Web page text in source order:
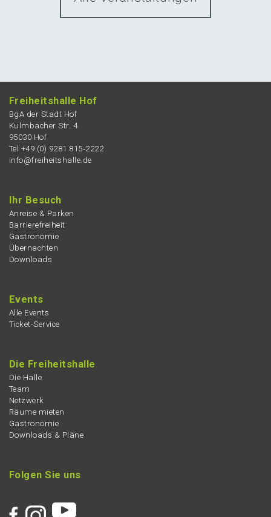
Freiheits­hal­le Hof
BgA der Stadt Hof
Kulmba­cher Str. 4
95030 Hof
Tel +49 (0) 9281 815‑2222
info@freiheitshalle.de
Ihr Besuch
Anrei­se & Parken
Barrie­re­frei­heit
Gastro­no­mie
Übernach­ten
Downloads
Events
Alle Events
Ticket-Service
Die Freiheits­hal­le
Die Halle
Team
Netzwerk
Räume mieten
Gastro­no­mie
Downloads & Pläne
Folgen Sie uns